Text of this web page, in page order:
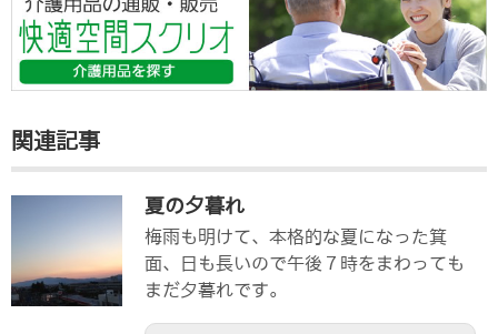
関連記事
夏の夕暮れ
梅雨も明けて、本格的な夏になった箕
面、日も長いので午後７時をまわっても
まだ夕暮れです。